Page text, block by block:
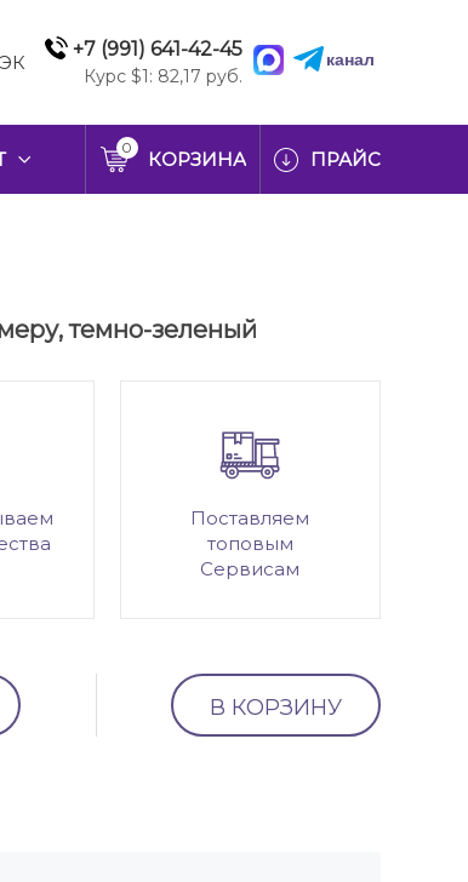
+7 (991) 641-42-45
Курс $1: 82,17 руб.
канал
0
КОРЗИНА ПРАЙС
темно-зеленый
Поставляем
топовым
Сервисам
В КОРЗИНУ